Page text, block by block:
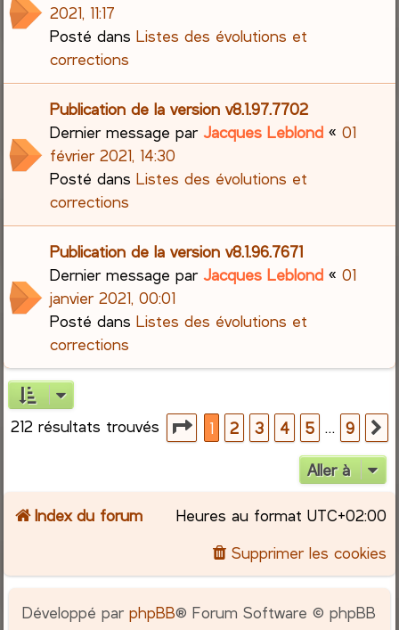
2021, 11:17
Posté dansListes des évolutions et
corrections
Publication de la version v8.1.97.7702
Dernier message parJacques Leblond «01
février 2021, 14:30
Posté dansListes des évolutions et
corrections
Publication de la version v8.1.96.7671
Dernier message parJacques Leblond «01
janvier 2021, 00:01
Posté dansListes des évolutions et
corrections
212 résultats trouvés Page1sur
1 2 3 4 5 … 9
Aller à
Index du forum Heures au format UTC+02:00
Supprimer les cookies
Développé parphpBB® Forum Software © phpBB